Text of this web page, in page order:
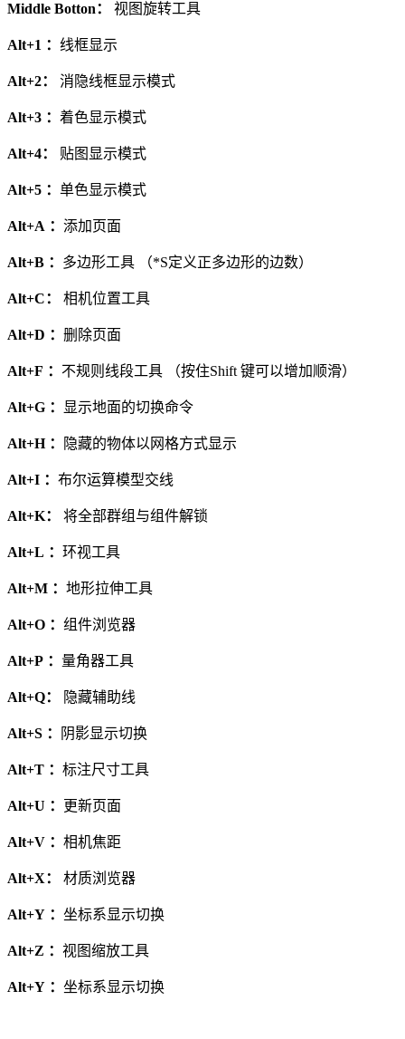
Middle Botton： 视图旋转工具
Alt+1 ： 线框显示
Alt+2： 消隐线框显示模式
Alt+3 ： 着色显示模式
Alt+4： 贴图显示模式
Alt+5 ： 单色显示模式
Alt+A ： 添加页面
Alt+B ： 多边形工具 （*S定义正多边形的边数）
Alt+C： 相机位置工具
Alt+D ： 删除页面
Alt+F ： 不规则线段工具 （按住Shift 键可以增加顺滑）
Alt+G ： 显示地面的切换命令
Alt+H ： 隐藏的物体以网格方式显示
Alt+I ： 布尔运算模型交线
Alt+K： 将全部群组与组件解锁
Alt+L ： 环视工具
Alt+M ： 地形拉伸工具
Alt+O ： 组件浏览器
Alt+P ： 量角器工具
Alt+Q： 隐藏辅助线
Alt+S ： 阴影显示切换
Alt+T ： 标注尺寸工具
Alt+U ： 更新页面
Alt+V ： 相机焦距
Alt+X： 材质浏览器
Alt+Y ： 坐标系显示切换
Alt+Z ： 视图缩放工具
Alt+Y ： 坐标系显示切换